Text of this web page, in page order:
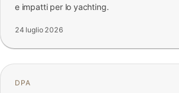
e impatti per lo yachting.
24 luglio 2026
DPA